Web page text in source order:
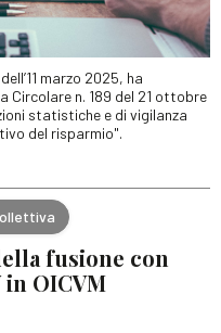
marzo 2025, ha
Circolare n. 189 del 21 ottobre
statistiche e di vigilanza
del risparmio".
fusione con
OICVM